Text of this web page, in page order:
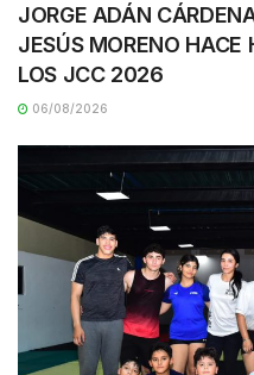
JORGE ADÁN
JESÚS MORENO HACE
LOS JCC 2026
06/08/2026